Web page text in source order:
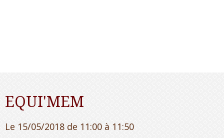
EQUI'MEM
Le 15/05/2018 de 11:00 à 11:50